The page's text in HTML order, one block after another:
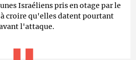
Israéliens pris en otage par le
croire qu'elles datent pourtant
l'attaque.